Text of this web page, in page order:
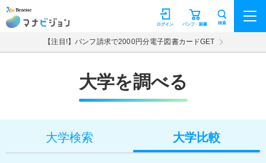
マナビジョン パンフ・願書
ログイン 検索
【注目!】パンフ請求で2000円分電子図書カードGET
大学を調べる
大学検索 大学比較